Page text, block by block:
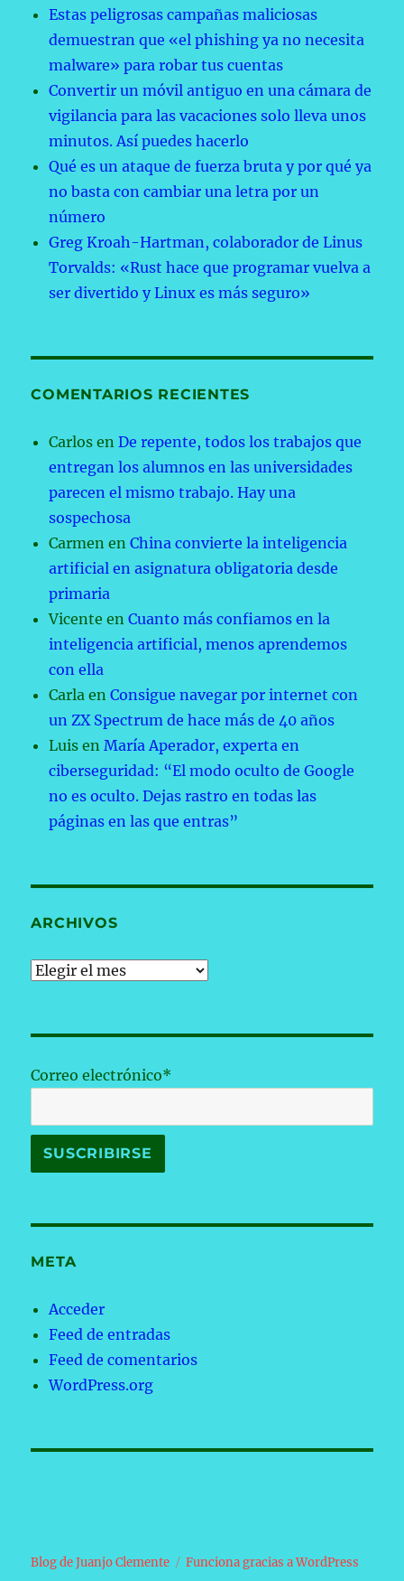
Estas peligrosas campañas maliciosas
demuestran que «el phishing ya no necesita
malware» para robar tus cuentas
Convertir un móvil antiguo en una cámara de
vigilancia para las vacaciones solo lleva unos
minutos. Así puedes hacerlo
Qué es un ataque de fuerza bruta y por qué ya
no basta con cambiar una letra por un
número
Greg Kroah-Hartman, colaborador de Linus
Torvalds: «Rust hace que programar vuelva a
ser divertido y Linux es más seguro»
COMENTARIOS RECIENTES
Carlos enDe repente, todos los trabajos que
entregan los alumnos en las universidades
parecen el mismo trabajo. Hay una
sospechosa
Carmen enChina convierte la inteligencia
artificial en asignatura obligatoria desde
primaria
Vicente enCuanto más confiamos en la
inteligencia artificial, menos aprendemos
con ella
Carla enConsigue navegar por internet con
un ZX Spectrum de hace más de 40 años
Luis enMaría Aperador, experta en
ciberseguridad: “El modo oculto de Google
no es oculto. Dejas rastro en todas las
páginas en las que entras”
ARCHIVOS
Archivos
Correo electrónico*
META
Acceder
Feed de entradas
Feed de comentarios
WordPress.org
Blog de Juanjo Clemente Funciona gracias a WordPress